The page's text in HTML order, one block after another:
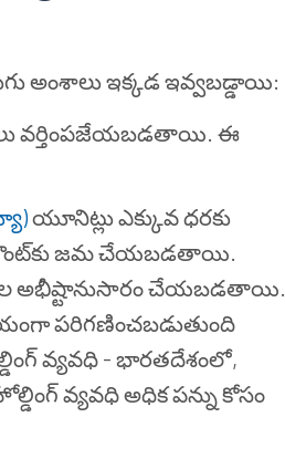
అంశాలు ఇక్కడ ఇవ్వబడ్డాయి:
వర్తింపజేయబడతాయి. ఈ
యూనిట్లు ఎక్కువ ధరకు
జమ చేయబడతాయి.
అభీష్టానుసారం చేయబడతాయి.
పరిగణించబడుతుంది
వ్యవధి - భారతదేశంలో,
వ్యవధి అధిక పన్ను కోసం